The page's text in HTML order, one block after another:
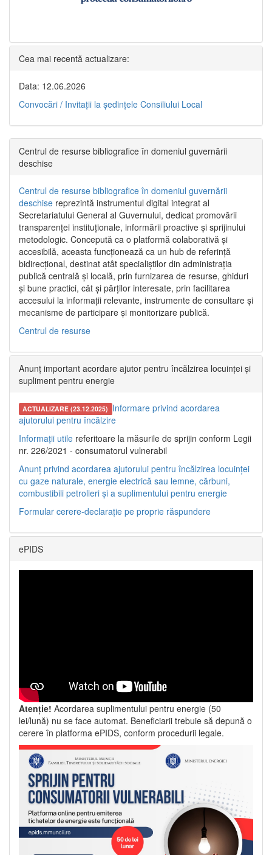
Cea mai recentă actualizare:
Data: 12.06.2026
Convocări / Invitaţii la şedinţele Consiliului Local
Centrul de resurse bibliografice în domeniul guvernării
deschise
Centrul de resurse bibliografice în domeniul guvernării
deschise reprezintă instrumentul digital integrat al
Secretariatului General al Guvernului, dedicat promovării
transparenței instituționale, informării proactive și sprijinului
metodologic. Concepută ca o platformă colaborativă și
accesibilă, aceasta funcționează ca un hub de referință
bidirecțional, destinat atât specialiștilor din administrația
publică centrală și locală, prin furnizarea de resurse, ghiduri
și bune practici, cât și părților interesate, prin facilitarea
accesului la informații relevante, instrumente de consultare și
mecanisme de participare și monitorizare publică.
Centrul de resurse
Anunț important acordare ajutor pentru încălzirea locuinței și
supliment pentru energie
ACTUALIZARE (23.12.2025) Informare privind acordarea
ajutorului pentru încălzire
Informații utile referitoare la măsurile de sprijin conform Legii
nr. 226/2021 - consumatorul vulnerabil
Anunț privind acordarea ajutorului pentru încălzirea locuinței
cu gaze naturale, energie electrică sau lemne, cărbuni,
combustibili petrolieri și a suplimentului pentru energie
Formular cerere-declarație pe proprie răspundere
ePIDS
Atenție! Acordarea suplimentului pentru energie (50
lei/lună) nu se face automat. Beneficiarii trebuie să depună o
cerere în platforma ePIDS, conform procedurii legale.